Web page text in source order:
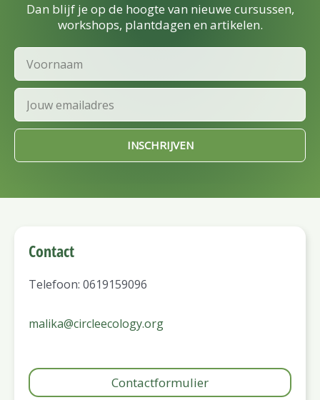
Dan blijf je op de hoogte van nieuwe cursussen,
workshops, plantdagen en artikelen.
Voornaam
Email
INSCHRIJVEN
Contact
Telefoon: 0619159096
malika@circleecology.org
Contactformulier